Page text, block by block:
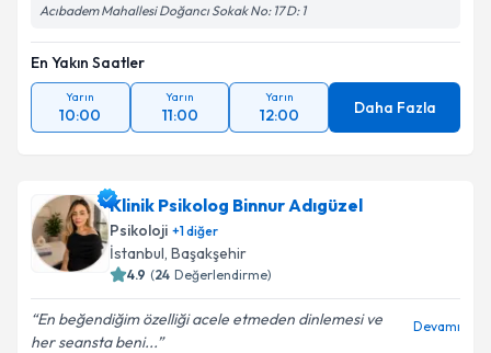
Acıbadem Mahallesi Doğancı Sokak No: 17 D: 1
En Yakın Saatler
Yarın
10:00
Yarın
11:00
Yarın
12:00 Daha Fazla
Klinik Psikolog Binnur Adıgüzel
Psikoloji +1diğer
İstanbul, Başakşehir
4.9 (24 Değerlendirme)
En beğendiğim özelliği acele etmeden dinlemesi ve
her seansta beni...
Devamı